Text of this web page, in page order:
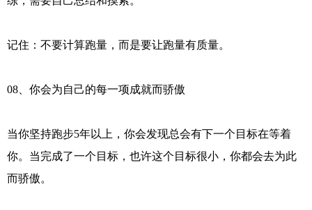
记住：不要计算跑量，而是要让跑量有质量。
08、你会为自己的每一项成就而骄傲
当你坚持跑步5年以上，你会发现总会有下一个目标在等着
你。当完成了一个目标，也许这个目标很小，你都会去为此
而骄傲。